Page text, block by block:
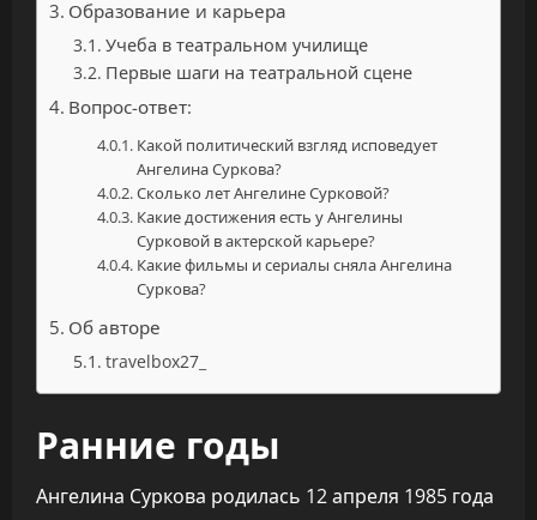
Образование и карьера
Учеба в театральном училище
Первые шаги на театральной сцене
Вопрос-ответ:
Какой политический взгляд исповедует
Ангелина Суркова?
Сколько лет Ангелине Сурковой?
Какие достижения есть у Ангелины
Сурковой в актерской карьере?
Какие фильмы и сериалы сняла Ангелина
Суркова?
Об авторе
travelbox27_
Ранние годы
Ангелина Суркова родилась 12 апреля 1985 года